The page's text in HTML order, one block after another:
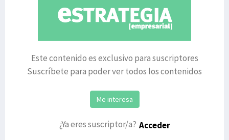
Este contenido es exclusivo para suscriptores
Suscríbete para poder ver todos los contenidos
Me interesa
¿Ya eres suscriptor/a? Acceder